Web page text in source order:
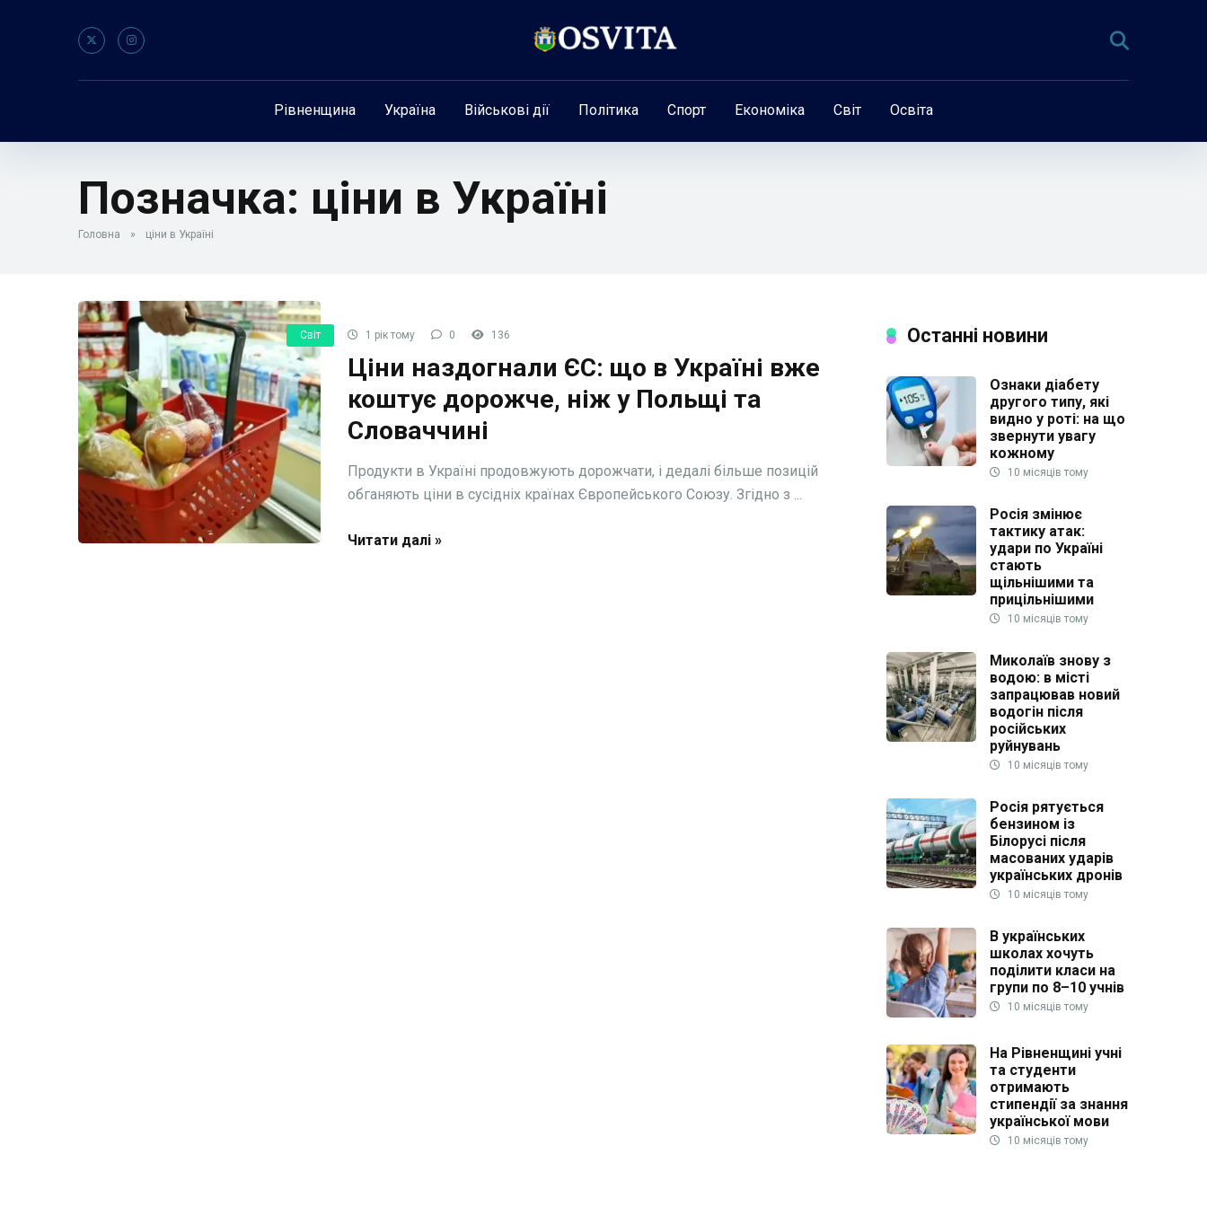
Рівненщина Україна Військові дії Політика Спорт Економіка Світ Освіта
Позначка: ціни в Україні
Головна » ціни в Україні
Світ 1 рік тому 0 136
Ціни наздогнали ЄС: що в Україні вже
коштує дорожче, ніж у Польщі та
Словаччині
Продукти в Україні продовжують дорожчати, і дедалі більше позицій
обганяють ціни в сусідніх країнах Європейського Союзу. Згідно з ...
Читати далі »
Останні новини
Ознаки діабету
другого типу, які
видно у роті: на що
звернути увагу
кожному
10 місяців тому
Росія змінює
тактику атак:
удари по Україні
стають
щільнішими та
прицільнішими
10 місяців тому
Миколаїв знову з
водою: в місті
запрацював новий
водогін після
російських
руйнувань
10 місяців тому
Росія рятується
бензином із
Білорусі після
масованих ударів
українських дронів
10 місяців тому
В українських
школах хочуть
поділити класи на
групи по 8–10 учнів
10 місяців тому
На Рівненщині учні
та студенти
отримають
стипендії за знання
української мови
10 місяців тому